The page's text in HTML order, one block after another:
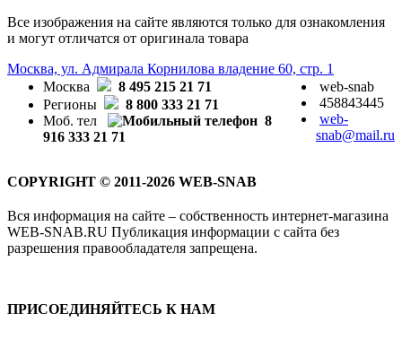
Все изображения на сайте являются только для ознакомления
и могут отличатся от оригинала товара
Москва, ул. Адмирала Корнилова владение 60, стр. 1
Москва
8 495 215 21 71
Регионы
8 800 333 21 71
Моб. тел
8
916 333 21 71
web-snab
458843445
web-
snab@mail.ru
COPYRIGHT © 2011-2026 WEB-SNAB
Вся информация на сайте – собственность интернет-магазина
WEB-SNAB.RU Публикация информации с сайта без
разрешения правообладателя запрещена.
ПРИСОЕДИНЯЙТЕСЬ К НАМ